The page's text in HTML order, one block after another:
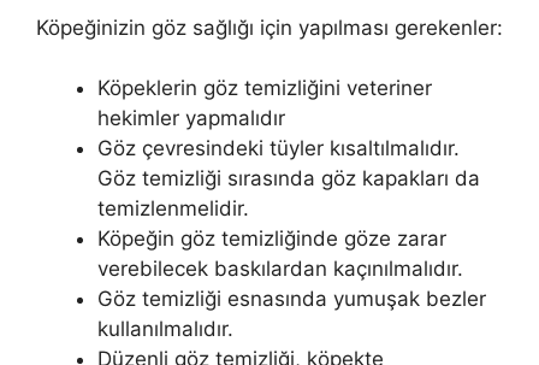
Köpeğinizin göz sağlığı için yapılması gerekenler:
Köpeklerin göz temizliğini veteriner
hekimler yapmalıdır
Göz çevresindeki tüyler kısaltılmalıdır.
Göz temizliği sırasında göz kapakları da
temizlenmelidir.
Köpeğin göz temizliğinde göze zarar
verebilecek baskılardan kaçınılmalıdır.
Göz temizliği esnasında yumuşak bezler
kullanılmalıdır.
Düzenli göz temizliği, köpekte